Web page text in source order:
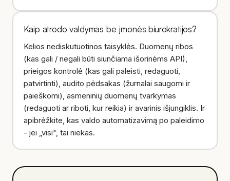
Kaip atrodo valdymas be įmonės biurokratijos?
Kelios nediskutuotinos taisyklės. Duomenų ribos
(kas gali / negali būti siunčiama išorinėms API),
prieigos kontrolė (kas gali paleisti, redaguoti,
patvirtinti), audito pėdsakas (žurnalai saugomi ir
paieškomi), asmeninių duomenų tvarkymas
(redaguoti ar riboti, kur reikia) ir avarinis išjungiklis. Ir
apibrėžkite, kas valdo automatizavimą po paleidimo
- jei „visi", tai niekas.